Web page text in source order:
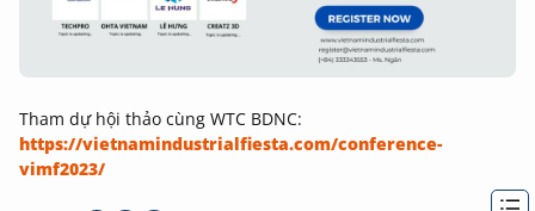
Tham dự hội thảo cùng WTC BDNC:
https://vietnamindustrialfiesta.com/conference-
vimf2023/